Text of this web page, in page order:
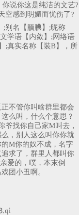
说你这是纯洁的文艺?
空感到明媚而忧伤了?
;别名【腼腆】;昵称
学语【内敛】;网络语
;真实名称【装B】，所
不管你叫啥群里都会
么叫，什么个意思？
爷找你自己家M叫去，
，别人这么叫你你就
M你的奴不成，名字
求了，群里人都叫你
爱的，噗，本末倒
团小丑啊。